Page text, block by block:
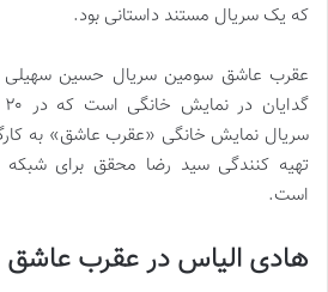
که یک سریال مستند داستانی بود.
عقرب عاشق سومین سریال حسین سهیلی
سریال نمایش خانگی «عقرب عاشق» به
تهیه کنندگی سید رضا محقق برای
است.
هادی الیاس در عقرب عاشق